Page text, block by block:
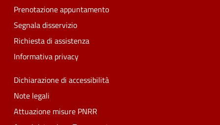
Prenotazione appuntamento
Segnala disservizio
Richiesta di assistenza
Informativa privacy
Dichiarazione di accessibilità
Note legali
Attuazione misure PNRR